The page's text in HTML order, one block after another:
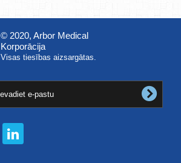
© 2020, Arbor Medical
Korporācija
Visas tiesības aizsargātas.